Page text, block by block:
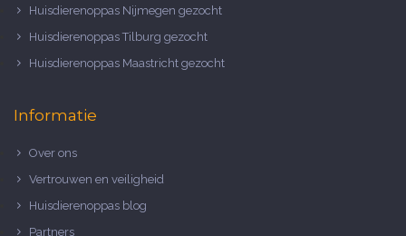
Huisdierenoppas Nijmegen gezocht
Huisdierenoppas Tilburg gezocht
Huisdierenoppas Maastricht gezocht
Informatie
Over ons
Vertrouwen en veiligheid
Huisdierenoppas blog
Partners